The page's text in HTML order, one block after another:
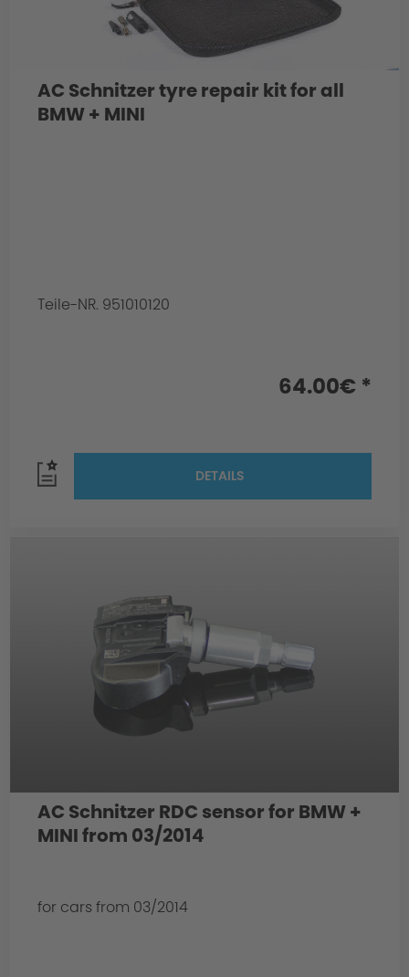
AC Schnitzer tyre repair kit for all
BMW + MINI
Teile-NR. 951010120
64.00€ *
DETAILS
AC Schnitzer RDC sensor for BMW +
MINI from 03/2014
for cars from 03/2014